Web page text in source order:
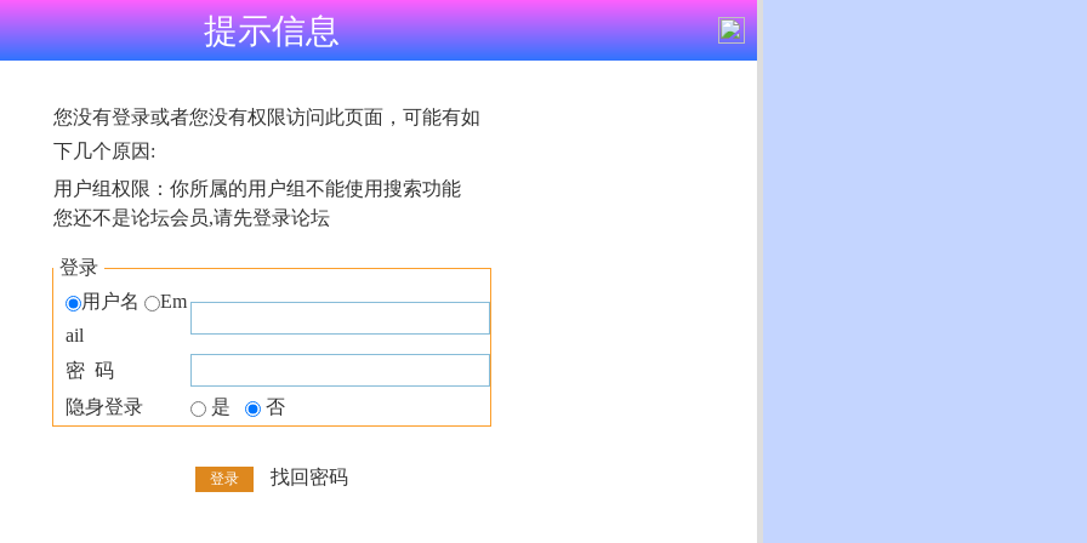
提示信息
您没有登录或者您没有权限访问此页面，可能有如
下几个原因:
用户组权限：你所属的用户组不能使用搜索功能
您还不是论坛会员,请先登录论坛
登录
用户名
Em
ail
密 码
隐身登录
是 否
找回密码